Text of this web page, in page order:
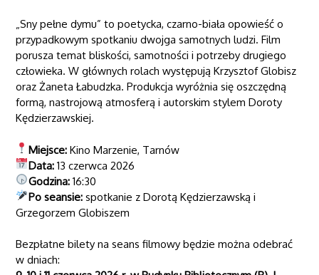
„Sny pełne dymu” to poetycka, czarno-biała opowieść o
przypadkowym spotkaniu dwojga samotnych ludzi. Film
porusza temat bliskości, samotności i potrzeby drugiego
człowieka. W głównych rolach występują Krzysztof Globisz
oraz Żaneta Łabudzka. Produkcja wyróżnia się oszczędną
formą, nastrojową atmosferą i autorskim stylem Doroty
Kędzierzawskiej.
Miejsce:Kino Marzenie, Tarnów
Data:13 czerwca 2026
Godzina:16:30
Po seansie:spotkanie z Dorotą Kędzierzawską i
Grzegorzem Globiszem
Bezpłatne bilety na seans filmowy będzie można odebrać
w dniach: